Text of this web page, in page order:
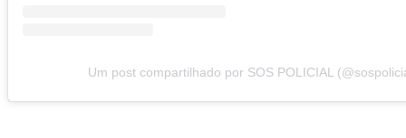
Um post compartilhado por SOS POLICIAL